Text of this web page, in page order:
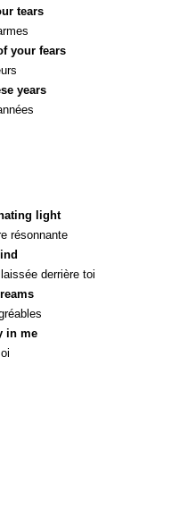
tears
your fears
years
light
résonnante
derrière toi
in me